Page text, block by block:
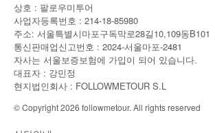
상호 : 팔로우미투어
사업자등록번호 : 214-18-85980
주소: 서울특별시마포구독막로28길10,109동B101
통신판매업신고번호 : 2024-서울마포-2481
자사는 서울보증보험에 가입이 되어 있습니다.
대표자 : 강민정
현지법인회사 : FOLLOWMETOUR S.L
© Copyright 2026 followmetour. All rights reserved